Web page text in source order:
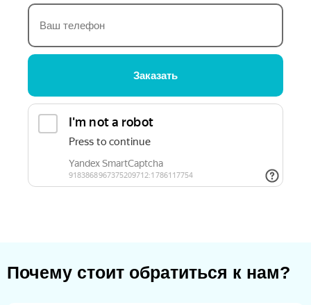
Заказать
Почему стоит обратиться к нам?